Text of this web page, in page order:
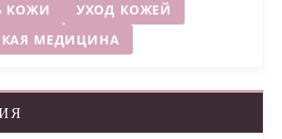
КОЖИ
УХОД КОЖЕЙ
МЕДИЦИНА